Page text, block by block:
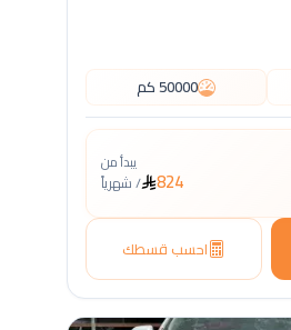
50000كم
يبدأ من
824
/شهرياً
احسب قسطك